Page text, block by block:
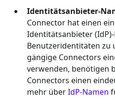
Identitätsanbieter-
Connector hat einen
Identitätsanbieter
Benutzeridentitäten zu
gängige Connectors
verwenden, benötigen
Connectors einen
mehr überIdP-Namen